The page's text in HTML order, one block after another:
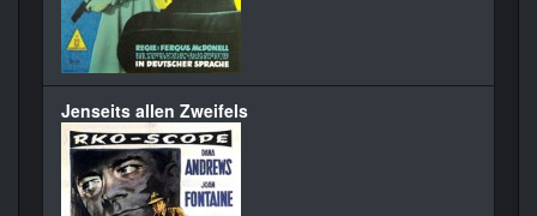
Jenseits allen Zweifels